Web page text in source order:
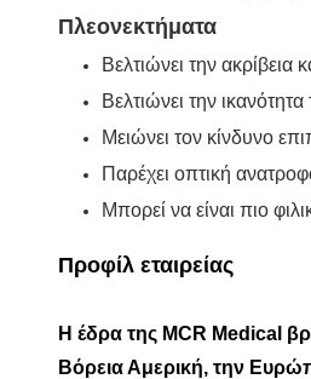
Πλεονεκτήματα
Βελτιώνει την
Βελτιώνει την
Μειώνει τον κίνδυνο
Παρέχει οπτική
Μπορεί να είναι πιο
Προφίλ εταιρείας
Η έδρα της MCR Medical
Βόρεια Αμερική, την